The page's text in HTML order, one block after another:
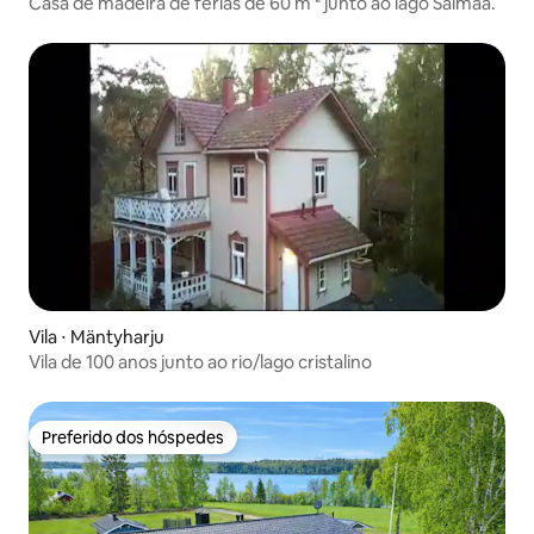
Vila ⋅ Mäntyharju
Vila de 100 anos junto ao rio/lago cristalino
Preferido dos hóspedes
Preferido dos hóspedes